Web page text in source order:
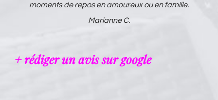
moments de repos en amoureux ou en famille.
Marianne C.
+ rédiger un avis sur google